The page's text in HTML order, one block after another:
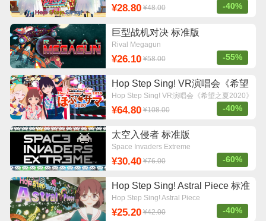
¥28.80 ¥48.00 -40%
巨型战机对决 标准版
Rival Megagun
¥26.10 ¥58.00 -55%
Hop Step Sing! VR演唱会《希望
之夏2020》 标准版
Hop Step Sing! VR演唱会《希望之夏2020》
¥64.80 ¥108.00 -40%
太空入侵者 标准版
Space Invaders Extreme
¥30.40 ¥76.00 -60%
Hop Step Sing! Astral Piece 标准
版
Hop Step Sing! Astral Piece
¥25.20 ¥42.00 -40%